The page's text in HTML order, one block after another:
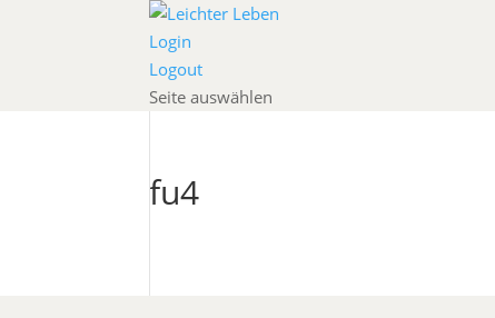
Login
Logout
Seite auswählen
fu4